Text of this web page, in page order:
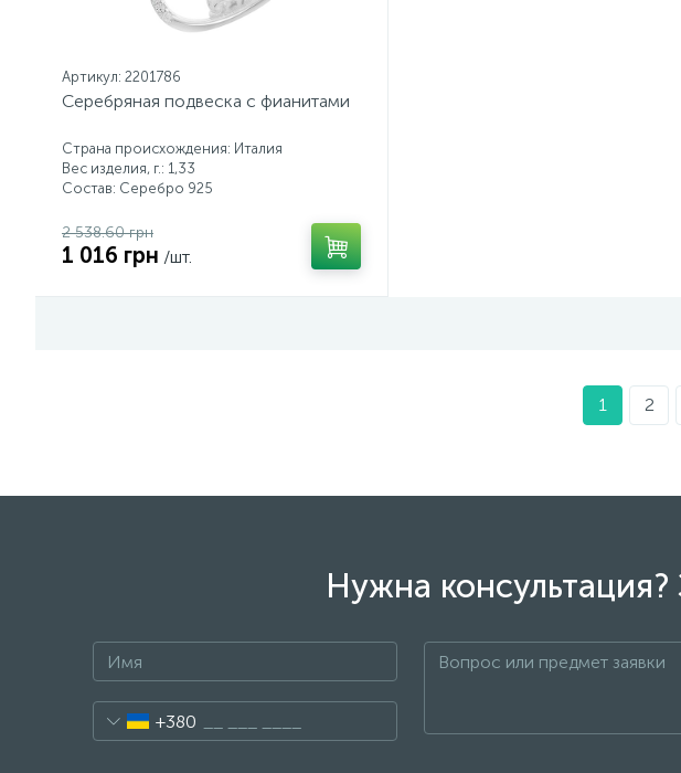
Артикул: 2201786
Серебряная подвеска с фианитами
Страна происхождения: Италия
Вес изделия, г.: 1,33
Состав: Серебро 925
2 538.60 грн
1 016 грн /шт.
1 2
Нужна
+380